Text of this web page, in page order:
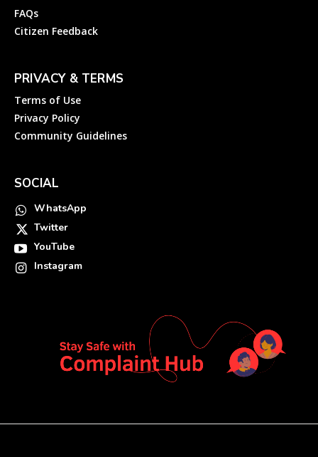
FAQs
Citizen Feedback
PRIVACY & TERMS
Terms of Use
Privacy Policy
Community Guidelines
SOCIAL
WhatsApp
Twitter
YouTube
Instagram